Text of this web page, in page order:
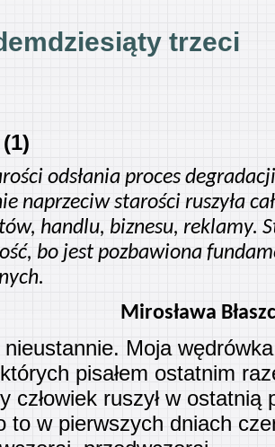
trzeci
odsłania proces
naprzeciw starości ruszyła
handlu, biznesu, reklamy.
bo jest pozbawiona
Mirosława
Moja
pisałem ostatnim
człowiek ruszył w ostatnią
to w pierwszych dniach